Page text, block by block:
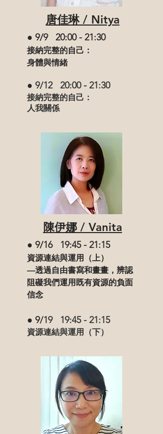
唐佳琳 / Nitya
● 9/9 20:00 - 21:30
接納完整的自己：
身體與情緒
● 9/12 20:00- 21:30
接納完整的自己：
人我關係
陳伊娜 / Vanita
● 9/16 19:45 - 21:15
資源連結與運用（上）
—透過自由書寫和畫畫，辨認
阻礙我們運用既有資源的負面
信念
● 9/19 19:45 - 21:15
資源連結與運用（下）